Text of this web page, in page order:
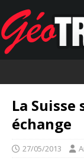
La
échange
27/05/2013